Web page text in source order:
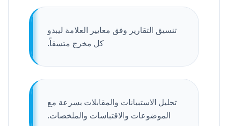
تنسيق التقارير وفق معايير العلامة ليبدو
كل مخرج متسقاً.
تحليل الاستبيانات والمقابلات بسرعة مع
الموضوعات والاقتباسات والملخصات.